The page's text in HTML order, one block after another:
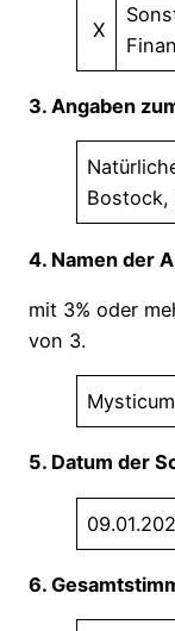
X
3. Angaben
Bostock,
4. Namen der
mit 3% oder
von 3.
5. Datum der
6.